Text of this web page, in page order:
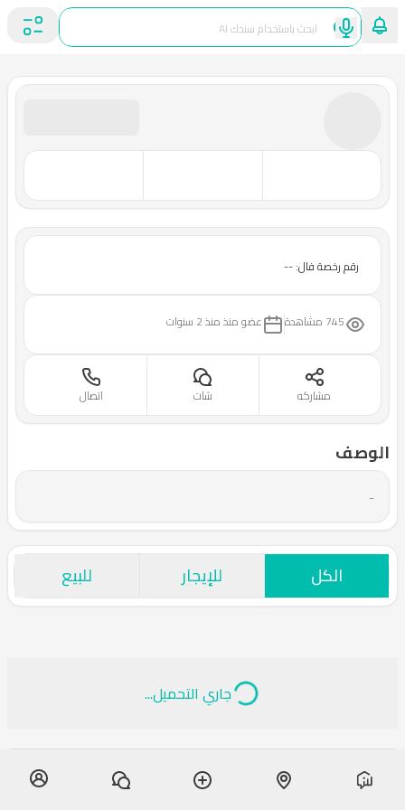
رقم رخصة فال: --
745 مشاهدة عضو منذمنذ 2 سنوات
اتصال شات مشاركه
الوصف
-
الكل للإيجار للبيع
جاري التحميل...